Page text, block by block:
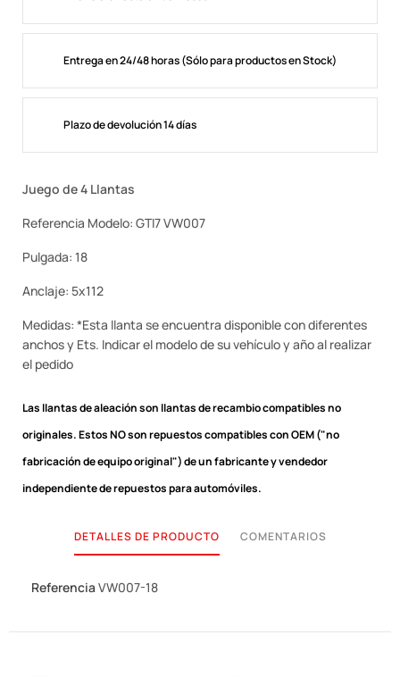
Entrega en 24/48 horas (Sólo para productos en Stock)
Plazo de devolución 14 días
Juego de 4 Llantas
Referencia Modelo: GTI7 VW007
Pulgada: 18
Anclaje: 5x112
Medidas: *Esta llanta se encuentra disponible con diferentes
anchos y Ets. Indicar el modelo de su vehículo y año al realizar
el pedido
Las llantas de aleación son llantas de recambio compatibles no
originales.Estos NO son repuestos compatibles con OEM ("no
fabricación de equipo original") de un fabricante y vendedor
independiente de repuestos para automóviles.
DETALLES DE PRODUCTO COMENTARIOS
ReferenciaVW007-18